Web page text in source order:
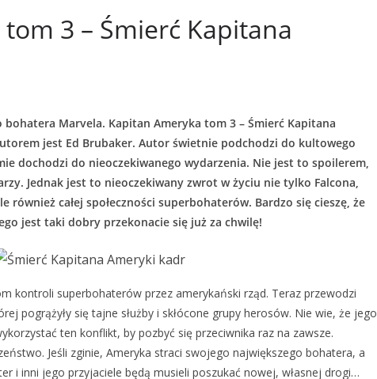
3 – Śmierć Kapitana
Marvela. Kapitan Ameryka tom 3 – Śmierć Kapitana
jest Ed Brubaker. Autor świetnie podchodzi do kultowego
dochodzi do nieoczekiwanego wydarzenia. Nie jest to spoilerem,
Jednak jest to nieoczekiwany zwrot w życiu nie tylko Falcona,
również całej społeczności superbohaterów. Bardzo się cieszę, że
jest taki dobry przekonacie się już za chwilę!
kontroli superbohaterów przez amerykański rząd. Teraz przewodzi
pogrążyły się tajne służby i skłócone grupy herosów. Nie wie, że jego
ten konflikt, by pozbyć się przeciwnika raz na zawsze.
Jeśli zginie, Ameryka straci swojego największego bohatera, a
i inni jego przyjaciele będą musieli poszukać nowej, własnej drogi…